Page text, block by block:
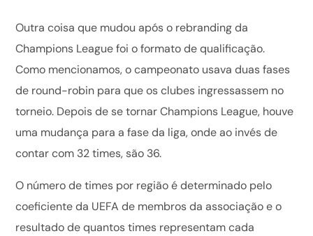
Outra coisa que mudou após o rebranding da
Champions League foi o formato de qualificação.
Como mencionamos, o campeonato usava duas fases
de round-robin para que os clubes ingressassem no
torneio. Depois de se tornar Champions League, houve
uma mudança para a fase da liga, onde ao invés de
contar com 32 times, são 36.
O número de times por região é determinado pelo
coeficiente da UEFA de membros da associação e o
resultado de quantos times representam cada